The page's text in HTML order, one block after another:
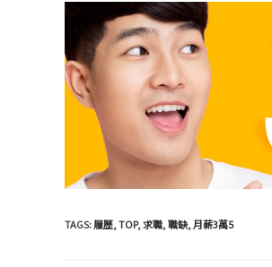
TAGS:履歷,TOP,求職,職缺, 月薪3萬5